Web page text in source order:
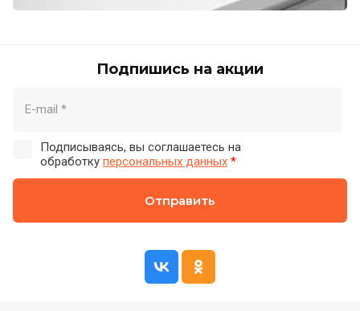
Подпишись на акции
Подписываясь, вы соглашаетесь на
обработку персональных данных *
Отправить